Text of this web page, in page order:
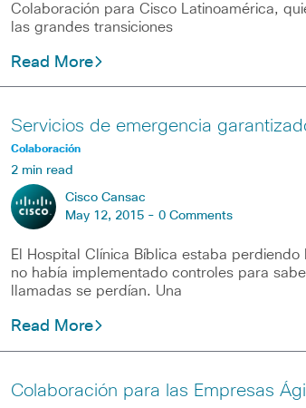
Colaboración para Cisco Latinoamérica,
las grandes transiciones
Read More
Servicios de emergencia
Colaboración
2 min read
Cisco Cansac
May 12, 2015 - 0 Comments
El Hospital Clínica Bíblica estaba perdiendo
no había implementado controles para
llamadas se perdían. Una
Read More
Colaboración para las Empresas